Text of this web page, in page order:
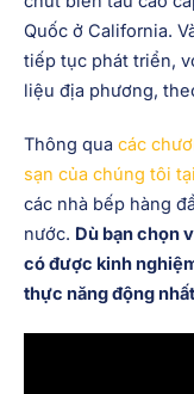
Quốc ở California.
tiếp tục phát triển,
liệu địa phương,
Thông qua các
sạn của chúng tôi
các nhà bếp hàng
nước. Dù bạn chọn
có được kinh
thực năng động